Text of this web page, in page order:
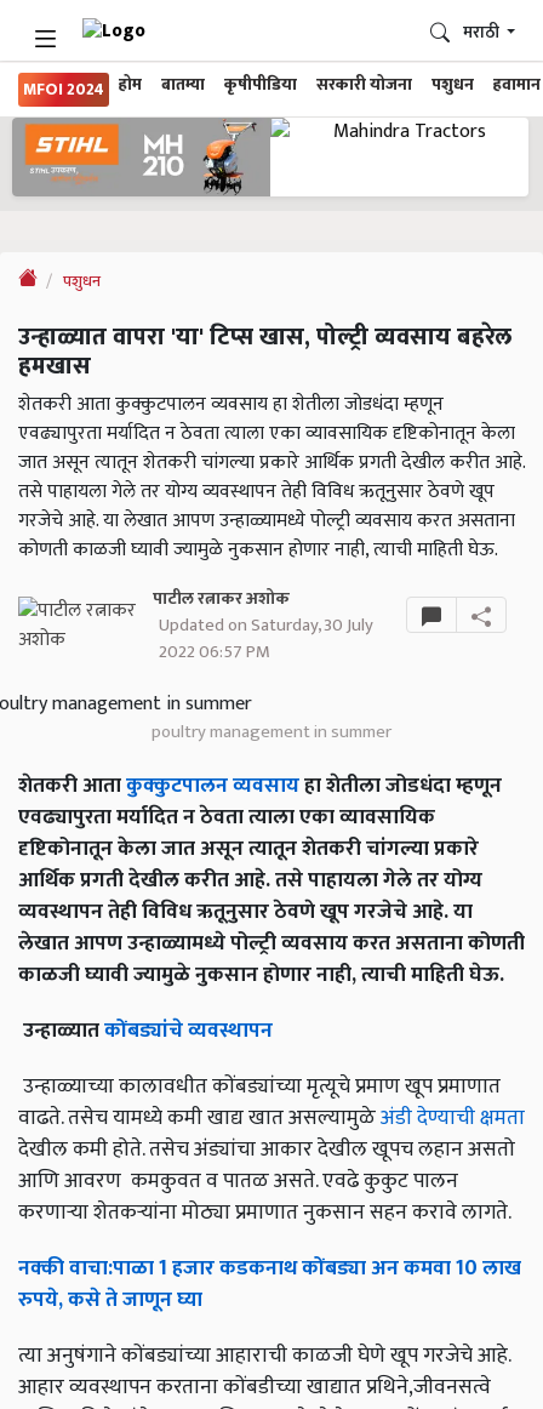
MFOI 2024 होम बातम्या कृषीपीडिया सरकारी योजना पशुधन हवामान
मराठी
पशुधन
उन्हाळ्यात वापरा 'या' टिप्स खास, पोल्ट्री व्यवसाय बहरेल
हमखास
शेतकरी आता कुक्कुटपालन व्यवसाय हा शेतीला जोडधंदा म्हणून
एवढ्यापुरता मर्यादित न ठेवता त्याला एका व्यावसायिक दृष्टिकोनातून केला
जात असून त्यातून शेतकरी चांगल्या प्रकारे आर्थिक प्रगती देखील करीत आहे.
तसे पाहायला गेले तर योग्य व्यवस्थापन तेही विविध ऋतूनुसार ठेवणे खूप
गरजेचे आहे. या लेखात आपण उन्हाळ्यामध्ये पोल्ट्री व्यवसाय करत असताना
कोणती काळजी घ्यावी ज्यामुळे नुकसान होणार नाही, त्याची माहिती घेऊ.
पाटील रत्नाकर अशोक
Updated on Saturday, 30 July
2022 06:57 PM
poultry management in summer
शेतकरी आताकुक्कुटपालन व्यवसायहा शेतीला जोडधंदा म्हणून
एवढ्यापुरता मर्यादित न ठेवता त्याला एका व्यावसायिक
दृष्टिकोनातून केला जात असून त्यातून शेतकरी चांगल्या प्रकारे
आर्थिक प्रगती देखील करीत आहे. तसे पाहायला गेले तर योग्य
व्यवस्थापन तेही विविध ऋतूनुसार ठेवणे खूप गरजेचे आहे. या
लेखात आपण उन्हाळ्यामध्ये पोल्ट्री व्यवसाय करत असताना कोणती
काळजी घ्यावी ज्यामुळे नुकसान होणार नाही, त्याची माहिती घेऊ.
उन्हाळ्यातकोंबड्यांचेव्यवस्थापन
उन्हाळ्याच्या कालावधीत कोंबड्यांच्या मृत्यूचे प्रमाण खूप प्रमाणात
वाढते. तसेच यामध्ये कमी खाद्य खात असल्यामुळेअंडी देण्याची क्षमता
देखील कमी होते. तसेच अंड्यांचा आकार देखील खूपच लहान असतो
आणि आवरण कमकुवत व पातळ असते. एवढे कुकुट पालन
करणाऱ्या शेतकऱ्यांना मोठ्या प्रमाणात नुकसान सहन करावे लागते.
नक्कीवाचा:पाळा1हजारकडकनाथकोंबड्याअनकमवा10लाख
रुपये,कसेतेजाणूनघ्या
त्या अनुषंगाने कोंबड्यांच्या आहाराची काळजी घेणे खूप गरजेचे आहे.
आहार व्यवस्थापन करताना कोंबडीच्या खाद्यात प्रथिने,जीवनसत्वे